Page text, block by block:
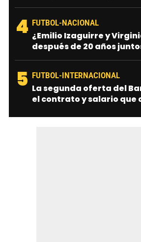
4 FUTBOL-NACIONAL
¿Emilio Izaguirre y
después de 20 años
5 FUTBOL-INTERNACIONAL
La segunda oferta del
el contrato y salario que